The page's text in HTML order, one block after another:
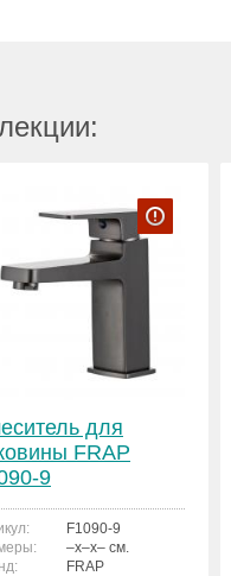
для
FRAP
9
F1090-9
–x–x– см.
FRAP